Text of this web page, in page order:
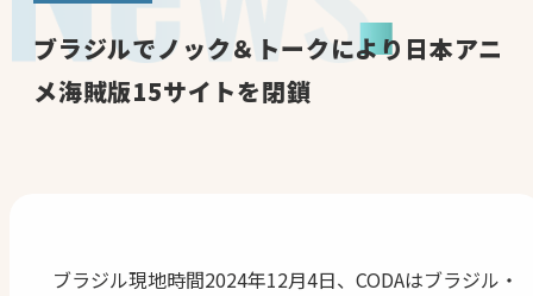
ブラジルでノック＆トークにより日本アニ
メ海賊版15サイトを閉鎖
ブラジル現地時間2024年12月4日、CODAはブラジル・